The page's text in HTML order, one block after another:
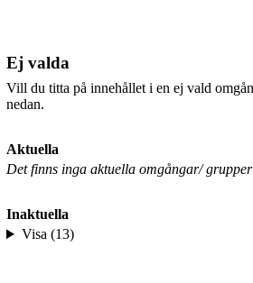
Ej valda
Vill du titta på innehållet i en ej vald
nedan.
Aktuella
Det finns inga aktuella omgångar/ grupper
Inaktuella
Visa (13)